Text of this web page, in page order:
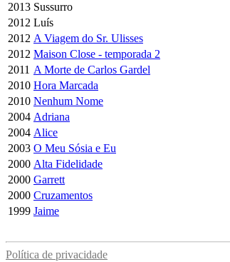
2013 Sussurro
2012 Luís
2012 A Viagem do Sr. Ulisses
2012 Maison Close - temporada 2
2011 A Morte de Carlos Gardel
2010 Hora Marcada
2010 Nenhum Nome
2004 Adriana
2004 Alice
2003 O Meu Sósia e Eu
2000 Alta Fidelidade
2000 Garrett
2000 Cruzamentos
1999 Jaime
Política de privacidade